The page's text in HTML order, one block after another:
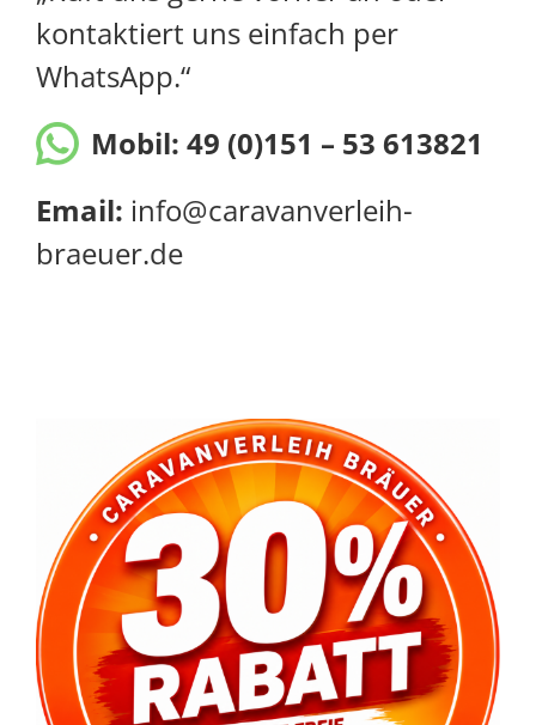
kontaktiert uns einfach per
WhatsApp.“
Mobil: 49 (0)151 – 53 613821
Email: info@caravanverleih-
braeuer.de